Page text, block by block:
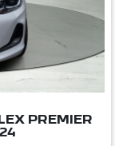
PREMIER